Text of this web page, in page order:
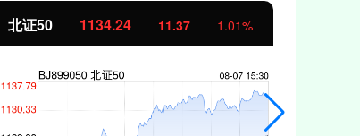
北证50 1134.24 11.37 1.01%